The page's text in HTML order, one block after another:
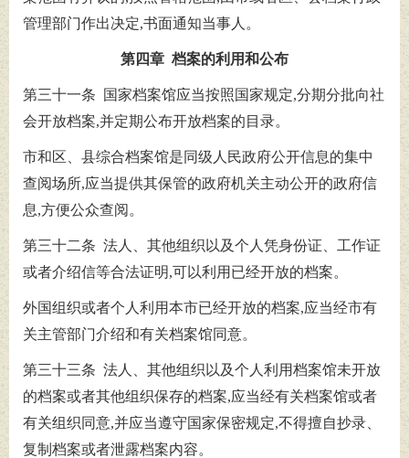
管理部门作出决定,书面通知当事人。
第四章 档案的利用和公布
第三十一条 国家档案馆应当按照国家规定,分期分批向社
会开放档案,并定期公布开放档案的目录。
市和区、县综合档案馆是同级人民政府公开信息的集中
查阅场所,应当提供其保管的政府机关主动公开的政府信
息,方便公众查阅。
第三十二条 法人、其他组织以及个人凭身份证、工作证
或者介绍信等合法证明,可以利用已经开放的档案。
外国组织或者个人利用本市已经开放的档案,应当经市有
关主管部门介绍和有关档案馆同意。
第三十三条 法人、其他组织以及个人利用档案馆未开放
的档案或者其他组织保存的档案,应当经有关档案馆或者
有关组织同意,并应当遵守国家保密规定,不得擅自抄录、
复制档案或者泄露档案内容。